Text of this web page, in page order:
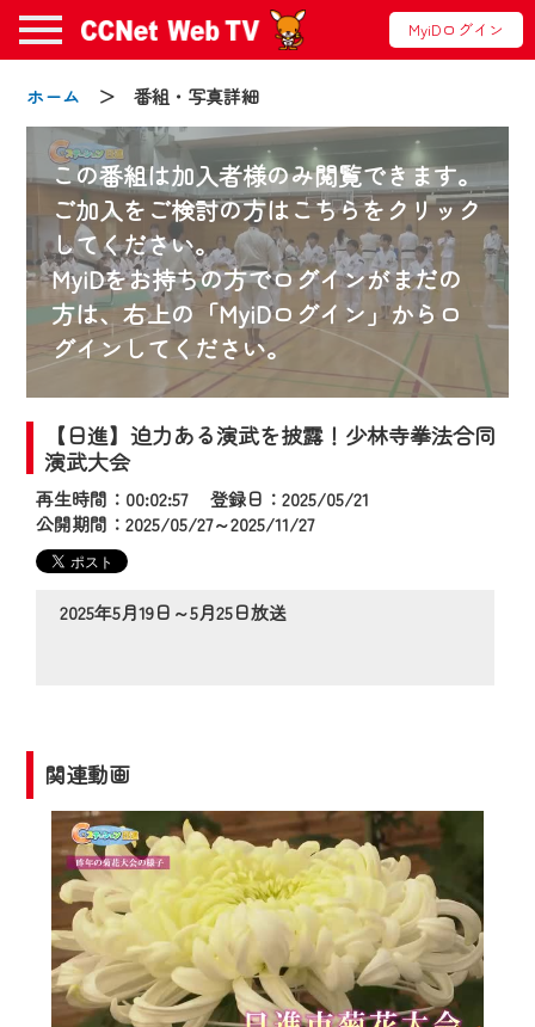
MyiDログイン
ホーム ＞ 番組・写真詳細
この番組は加入者様のみ閲覧できます。
ご加入をご検討の方はこちらをクリック
してください。
MyiDをお持ちの方でログインがまだの
方は、右上の「MyiDログイン」からロ
グインしてください。
【日進】迫力ある演武を披露！少林寺拳法合同
演武大会
再生時間：00:02:57 登録日：2025/05/21
公開期間：2025/05/27～2025/11/27
2025年5月19日～5月25日放送
関連動画
お知らせ
2024/09/02
動画配信サービス『CCNet Web TV』は2024
年9月24日からリニューアルします！
【変更点】
◆デザイン変更により、お住まいの地域
の動画コンテンツが一目瞭然。
◆当社アプリやＰＣブラウザから、いつ
でも・どこでも・外出先でも！
2024年9月24日からはご加入者様へのサー
ビス向上のため、
『CCNet Web TV』を利用いただくには、
一部コンテンツを除き、
CCNetサービスへの加入と『CCNetマイ
ページ※』へのログインが必要となりま
す。
何卒、ご理解ご了承の程よろしくお願い
いたします。